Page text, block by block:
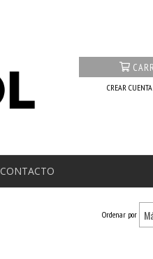
CREAR CUENTA
CONTACTO
Ordenar por